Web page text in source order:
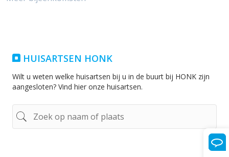
HUISARTSEN HONK
Wilt u weten welke huisartsen bij u in de buurt bij HONK zijn
aangesloten? Vind hier onze huisartsen.